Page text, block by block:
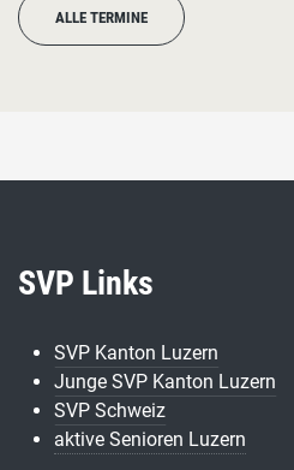
ALLE TERMINE
SVP Links
SVP Kanton Luzern
Junge SVP Kanton Luzern
SVP Schweiz
aktive Senioren Luzern